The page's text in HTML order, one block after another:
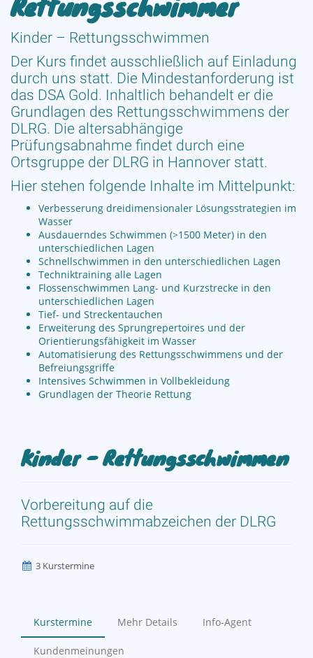
Kinder – Rettungsschwimmen
Der Kurs findet ausschließlich auf Einladung
durch uns statt. Die Mindestanforderung ist
das DSA Gold. Inhaltlich behandelt er die
Grundlagen des Rettungsschwimmens der
DLRG. Die altersabhängige
Prüfungsabnahme findet durch eine
Ortsgruppe der DLRG in Hannover statt.
Hier stehen folgende Inhalte im Mittelpunkt:
Verbesserung dreidimensionaler Lösungsstrategien im
Wasser
Ausdauerndes Schwimmen (>1500 Meter) in den
unterschiedlichen Lagen
Schnellschwimmen in den unterschiedlichen Lagen
Techniktraining alle Lagen
Flossenschwimmen Lang- und Kurzstrecke in den
unterschiedlichen Lagen
Tief- und Streckentauchen
Erweiterung des Sprungrepertoires und der
Orientierungsfähigkeit im Wasser
Automatisierung des Rettungsschwimmens und der
Befreiungsgriffe
Intensives Schwimmen in Vollbekleidung
Grundlagen der Theorie Rettung
Kinder - Rettungsschwimmen
Vorbereitung auf die
Rettungsschwimmabzeichen der DLRG
3 Kurstermine
Kurstermine Mehr Details Info-Agent
Kundenmeinungen